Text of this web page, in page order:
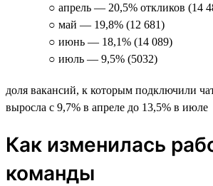
○ апрель — 20,5% откликов (14
○ май — 19,8% (12 681)
○ июнь — 18,1% (14 089)
○ июль — 9,5% (5032)
доля вакансий, к которым подключили
выросла с 9,7% в апреле до 13,5% в июле
Как изменилась
команды